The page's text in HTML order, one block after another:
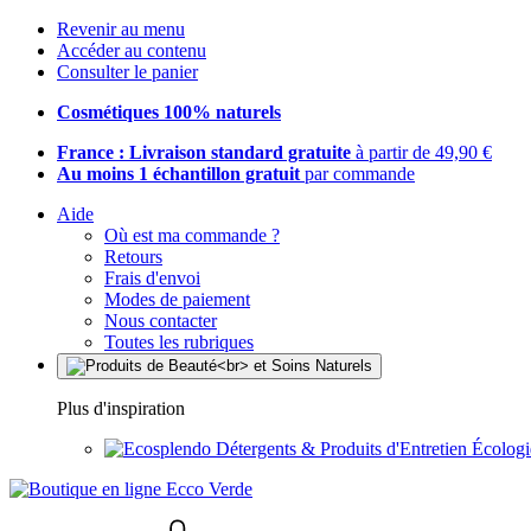
Revenir au menu
Accéder au contenu
Consulter le panier
Cosmétiques 100% naturels
France : Livraison standard gratuite à partir de 49,90 €
Au moins 1 échantillon gratuit par commande
Aide
Où est ma commande ?
Retours
Frais d'envoi
Modes de paiement
Nous contacter
Toutes les rubriques
Plus d'inspiration
Détergents & Produits d'Entretien